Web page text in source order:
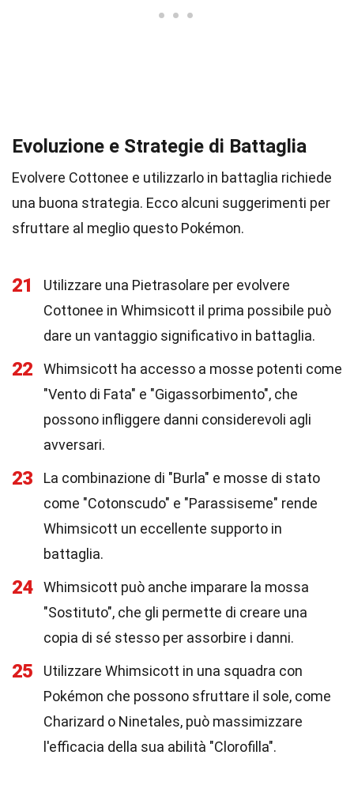
Evoluzione e Strategie di Battaglia
Evolvere Cottonee e utilizzarlo in battaglia richiede
una buona strategia. Ecco alcuni suggerimenti per
sfruttare al meglio questo Pokémon.
21
Utilizzare una Pietrasolare per evolvere
Cottonee in Whimsicott il prima possibile può
dare un vantaggio significativo in battaglia.
22
Whimsicott ha accesso a mosse potenti come
"Vento di Fata" e "Gigassorbimento", che
possono infliggere danni considerevoli agli
avversari.
23
La combinazione di "Burla" e mosse di stato
come "Cotonscudo" e "Parassiseme" rende
Whimsicott un eccellente supporto in
battaglia.
24
Whimsicott può anche imparare la mossa
"Sostituto", che gli permette di creare una
copia di sé stesso per assorbire i danni.
25
Utilizzare Whimsicott in una squadra con
Pokémon che possono sfruttare il sole, come
Charizard o Ninetales, può massimizzare
l'efficacia della sua abilità "Clorofilla".